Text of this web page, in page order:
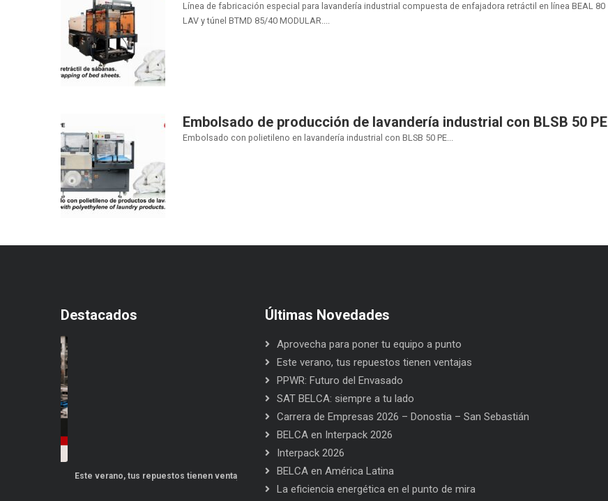
Línea de fabricación especial para lavandería industrial compuesta de enfajadora retráctil en línea BEAL 80
LAV y túnel BTMD 85/40 MODULAR....
Embolsado de producción de lavandería industrial con BLSB 50 PE
Embolsado con polietileno en lavandería industrial con BLSB 50 PE...
Destacados
Este verano, tus repuestos tienen ventajas PPWR: Futuro del Envasado
Últimas Novedades
Aprovecha para poner tu equipo a punto
Este verano, tus repuestos tienen ventajas
PPWR: Futuro del Envasado
SAT BELCA: siempre a tu lado
Carrera de Empresas 2026 – Donostia – San Sebastián
BELCA en Interpack 2026
Interpack 2026
BELCA en América Latina
La eficiencia energética en el punto de mira